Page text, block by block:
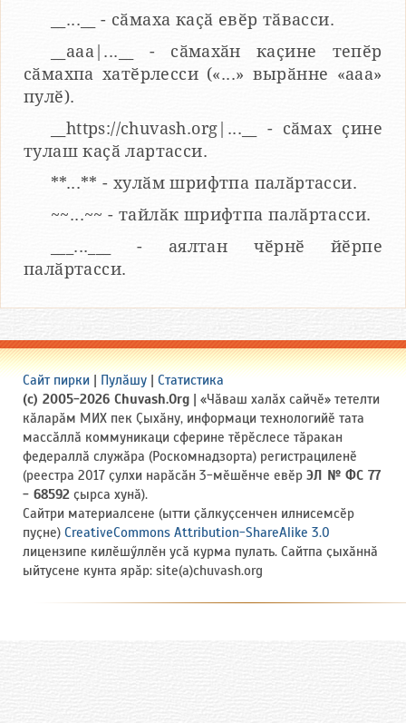
__...__ - сӑмаха каҫӑ евӗр тӑвасси.
__aaa|...__ - сӑмахӑн каҫине тепӗр
сӑмахпа хатӗрлесси («...» вырӑнне «ааа»
пулӗ).
__https://chuvash.org|...__ - сӑмах ҫине
тулаш каҫӑ лартасси.
**...** - хулӑм шрифтпа палӑртасси.
~~...~~ - тайлӑк шрифтпа палӑртасси.
___...___ - аялтан чӗрнӗ йӗрпе
палӑртасси.
Сайт пирки | Пулӑшу | Статистика
(c) 2005-2026 Chuvash.Org | «Чӑваш халӑх сайчӗ» тетелти
кӑларӑм МИХ пек Ҫыхӑну, информаци технологийӗ тата
массӑллӑ коммуникаци сферине тӗрӗслесе тӑракан
федераллӑ служӑра (Роскомнадзорта) регистрациленӗ
(реестра 2017 ҫулхи нарӑсӑн 3-мӗшӗнче евӗр ЭЛ № ФС 77
- 68592 ҫырса хунӑ).
Сайтри материалсене (ытти ҫӑлкуҫсенчен илнисемсӗр
пуҫне) CreativeCommons Attribution-ShareAlike 3.0
лицензипе килӗшӳллӗн усӑ курма пулать. Сайтпа ҫыхӑннӑ
ыйтусене кунта ярӑр: site(a)chuvash.org